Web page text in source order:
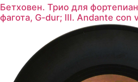
Бетховен. Трио для
фагота, G-dur; III. Andante con